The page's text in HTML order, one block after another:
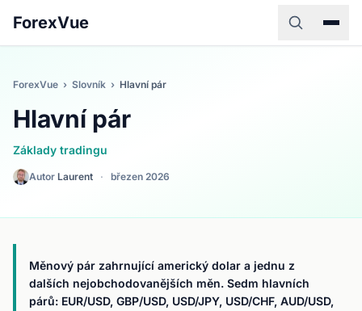
ForexVue
ForexVue › Slovník › Hlavní pár
Hlavní pár
Základy tradingu
Autor Laurent · březen 2026
Měnový pár zahrnující americký dolar a jednu z
dalších nejobchodovanějších měn. Sedm hlavních
párů: EUR/USD, GBP/USD, USD/JPY, USD/CHF, AUD/USD,